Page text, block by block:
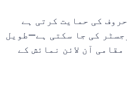
یہ ایکسٹینشن 2 - 63 حروف کی حمایت کرتی ہے
لیے رجسٹر کی جا سکتی ہے—طویل
آن لائن نمائش کے